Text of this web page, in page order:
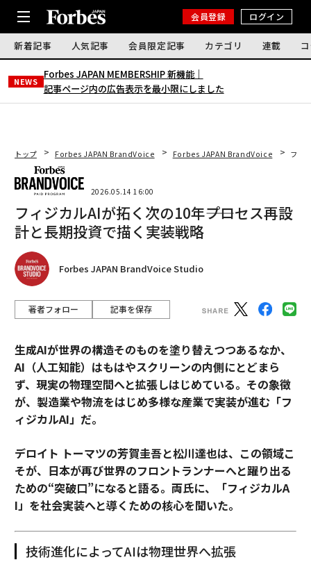
会員登録 ログイン
新着記事 人気記事 会員限定記事 カテゴリ 連載
NEWS
Forbes JAPAN MEMBERSHIP 新機能｜
記事ページ内の広告表示を最小限にしました
トップ Forbes JAPAN BrandVoice Forbes JAPAN BrandVoice フィ
2026.05.14 16:00
フィジカルAIが拓く次の10年――プロセス再設
計と長期投資で描く実装戦略
Forbes JAPAN BrandVoice Studio
著者フォロー 記事を保存
生成AIが世界の構造そのものを塗り替えつつあるなか、
AI（人工知能）はもはやスクリーンの内側にとどまら
ず、現実の物理空間へと拡張しはじめている。その象徴
が、製造業や物流をはじめ多様な産業で実装が進む「フ
ィジカルAI」だ。
デロイト トーマツの芳賀圭吾と松川達也は、この領域こ
そが、日本が再び世界のフロントランナーへと躍り出る
ための“突破口”になると語る。両氏に、「フィジカルA
I」を社会実装へと導くための核心を聞いた。
技術進化によってAIは物理世界へ拡張